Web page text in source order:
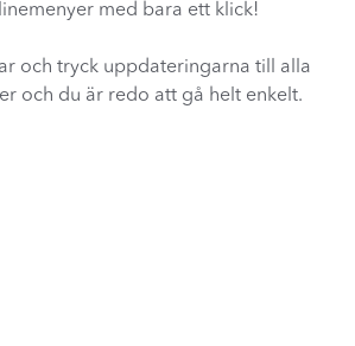
med bara ett klick!
och tryck uppdateringarna till alla
och du är redo att gå helt enkelt.